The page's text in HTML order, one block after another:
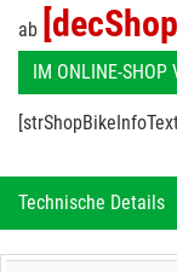
ab
IM ONLINE-SHOP
Technische Details